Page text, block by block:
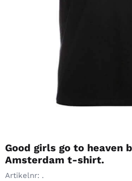
Good girls go to heaven
Amsterdam t-shirt.
Artikelnr: .